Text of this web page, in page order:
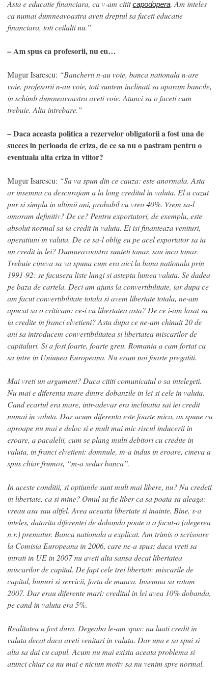
Asta e educatie financiara, ca v-am cititcapodopera. Am inteles
ca numai dumneavoastra aveti dreptul sa faceti educatie
financiara, toti ceilalti nu.”
– Am spus ca profesorii, nu eu…
Mugur Isarescu: “Bancherii n-au voie, banca nationala n-are
voie, profesorii n-au voie, toti suntem inclinati sa aparam bancile,
in schimb dumneavoastra aveti voie. Atunci sa o faceti cum
trebuie. Alta intrebare.”
– Daca aceasta politica a rezervelor obligatorii a fost una de
succes in perioada de criza, de ce sa nu o pastram pentru o
eventuala alta criza in viitor?
Mugur Isarescu: “Sa va spun din ce cauza: este anormala. Asta
ar insemna ca descurajam a la long creditul in valuta. El a cazut
pur si simplu in ultimii ani, probabil cu vreo 40%. Vrem sa-l
omoram definitiv? De ce? Pentru exportatori, de exemplu, este
absolut normal sa ia credit in valuta. Ei isi finanteaza venituri,
operatiuni in valuta. De ce sa-l oblig eu pe acel exportator sa ia
un credit in lei? Dumneavoastra sunteti tanar, sau inca tanar.
Trebuie cineva sa va spuna cum era aici la bana nationala prin
1991-92: se facusera liste lungi si astepta lumea valuta. Se dadea
pe baza de cartela. Deci am ajuns la convertibilitate, iar dupa ce
am facut convertibilitate totala si avem libertate totala, ne-am
apucat sa o criticam: ce-i cu libertatea asta? De ce i-am lasat sa
ia credite in franci elvetieni? Asta dupa ce ne-am chinuit 20 de
ani sa introducem convertibilitatea si libertatea miscarilor de
capitaluri. Si a fost foarte, foarte greu. Romania a cam fortat ca
sa intre in Uniunea Europeana. Nu eram noi foarte pregatiti.
Mai vreti un argument? Daca cititi comunicatul o sa intelegeti.
Nu mai e diferenta mare dintre dobanzile in lei si cele in valuta.
Cand ecartul era mare, intr-adevar era inclinatia sai iei credit
numai in valuta. Dar acum diferenta este foarte mica, as spune ca
aproape nu mai e deloc si e mult mai mic riscul inducerii in
eroare, a pacalelii, cum se plang multi debitori cu credite in
valuta, in franci elvetieni: domnule, m-a indus in eroare, cineva a
spus chiar frumos, “m-a sedus banca”.
In aceste conditii, si optiunile sunt mult mai libere, nu? Nu credeti
in libertate, ca si mine? Omul sa fie liber ca sa poata sa aleaga:
vreau asa sau altfel. Avea aceasta libertate si inainte. Bine, s-a
inteles, datorita diferentei de dobanda poate a a facut-o (alegerea
n.r.) prematur. Banca nationala a explicat. Am trimis o scrisoare
la Comisia Europeana in 2006, care ne-a spus: daca vreti sa
intrati in UE in 2007 nu aveti alta sansa decat libertatea
miscarilor de capital. De fapt cele trei libertati: miscarile de
capital, bunuri si servicii, forta de munca. Insemna sa ratam
2007. Dar erau diferente mari: creditul in lei avea 10% dobanda,
pe cand in valuta era 5%.
Realitatea a fost dura. Degeaba le-am spus: nu luati credit in
valuta decat daca aveti venituri in valuta. Dar una e sa spui si
alta sa dai cu capul. Acum nu mai exista aceata problema si
atunci chiar ca nu mai e niciun motiv sa nu venim spre normal.